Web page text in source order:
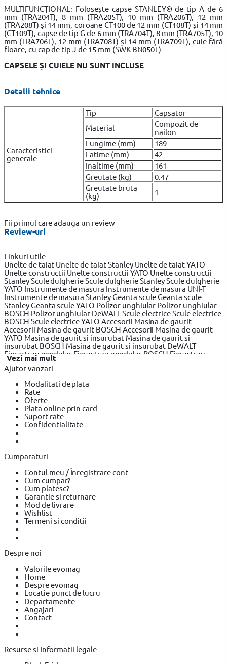
MULTIFUNCȚIONAL: Folosește capse STANLEY® de tip A de 6
mm (TRA204T), 8 mm (TRA205T), 10 mm (TRA206T), 12 mm
(TRA208T) și 14 mm, coroane CT100 de 12 mm (CT108T) și 14 mm
(CT109T), capse de tip G de 6 mm (TRA704T), 8 mm (TRA705T), 10
mm (TRA706T), 12 mm (TRA708T) și 14 mm (TRA709T), cuie fără
floare, cu cap de tip J de 15 mm (SWK-BN050T)
CAPSELE ȘI CUIELE NU SUNT INCLUSE
Detalii tehnice
Caracteristici
generale
Tip
Capsator
Material
Compozit de
nailon
Lungime (mm)
189
Latime (mm)
42
Inaltime (mm)
161
Greutate (kg)
0.47
Greutate bruta
(kg)
1
Fii primul care adauga un review
Review-uri
Linkuri utile
Unelte de taiat Unelte de taiat Stanley Unelte de taiat YATO
Unelte constructii Unelte constructii YATO Unelte constructii
StanleyScule dulgherieScule dulgherie StanleyScule dulgherie
YATO Instrumente de masura Instrumente de masura UNI-T
Instrumente de masura StanleyGeanta sculeGeanta scule
StanleyGeanta scule YATO Polizor unghiular Polizor unghiular
BOSCH Polizor unghiular DeWALTScule electriceScule electrice
BOSCH Scule electrice YATO Accesorii Masina de gaurit
Accesorii Masina de gaurit BOSCH Accesorii Masina de gaurit
YATO Masina de gaurit si insurubat Masina de gaurit si
insurubat BOSCH Masina de gaurit si insurubat DeWALT
Fierastrau pendular Fierastrau pendular BOSCH Fierastrau
pendular Makita
Fierastrau circular DeWALT
electric BOSCHSlefuitor electric YATO
de frezat BOSCH
electrica BOSCH
Suflanta aer cald YATOSuflanta aer cald BOSCH
compactoare & Ciocan demolator
demolator BOSCHPlaci compactoare & Ciocan demolator
Makita
Accesorii scule electrice YATO
Trafaleti YATO
protectie YATO
Echipamente de protectie Makita
Bricolaj OEMBricolaj CynelSurubelnita electrica
electrica BOSCHSurubelnita electrica Heinner
Vezi mai mult
Ajutor vanzari
Modalitati de plata
Rate
Oferte
Plata online prin card
Suport rate
Confidentialitate
Cumparaturi
Contul meu / Înregistrare cont
Cum cumpar?
Cum platesc?
Garantie si returnare
Mod de livrare
Wishlist
Termeni si conditii
Despre noi
Valorile evomag
Home
Despre evomag
Locatie punct de lucru
Departamente
Angajari
Contact
Resurse si Informatii legale